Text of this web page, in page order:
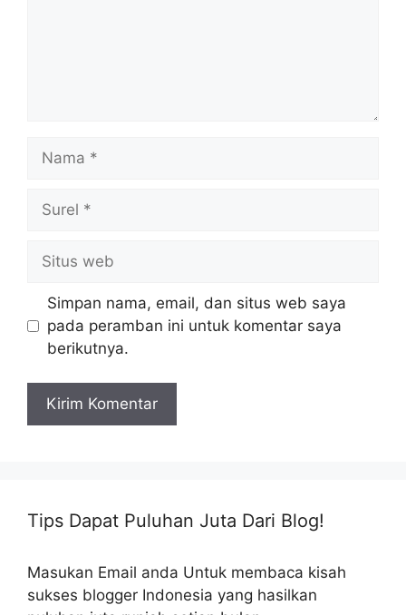
web
Simpan nama, email, dan situs web saya
pada peramban ini untuk komentar saya
berikutnya.
Tips Dapat Puluhan Juta Dari Blog!
Masukan Email anda Untuk membaca kisah
sukses blogger Indonesia yang hasilkan